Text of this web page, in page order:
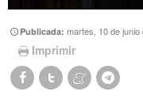
Publicada:martes, 10 de
Imprimir